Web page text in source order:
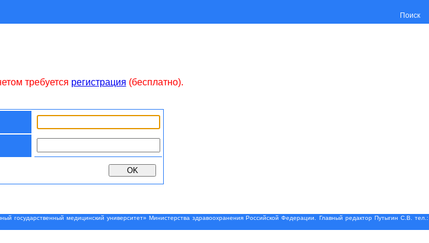
Поиск
требуется регистрация (бесплатно).
государственный медицинский университет» Министерства здравоохранения Российской Федерации. Главный редактор Путыгин С.В. тел.: